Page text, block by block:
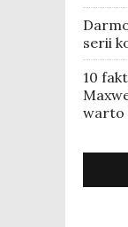
serii
10
warto